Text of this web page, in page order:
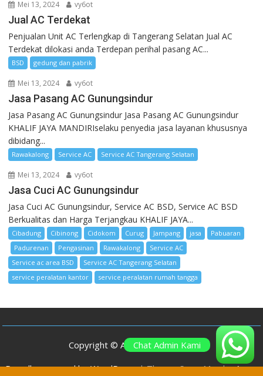
Mei 13, 2024 vy6ot
Jual AC Terdekat
Penjualan Unit AC Terlengkap di Tangerang Selatan Jual AC
Terdekat dilokasi anda Terdepan perihal pasang AC...
BSD gedung dan pabrik
Mei 13, 2024 vy6ot
Jasa Pasang AC Gunungsindur
Jasa Pasang AC Gunungsindur Jasa Pasang AC Gunungsindur
KHALIF JAYA MANDIRIselaku penyedia jasa layanan khususnya
dibidang...
Rawakalong Service AC Service AC Tangerang Selatan
Mei 13, 2024 vy6ot
Jasa Cuci AC Gunungsindur
Jasa Cuci AC Gunungsindur, Service AC BSD, Service AC BSD
Berkualitas dan Harga Terjangkau KHALIF JAYA...
Cibadung Cibinong Cidokom Curug Jampang jasa
Pabuaran
Padurenan
Pengasinan Rawakalong
Service AC
Service ac area BSD
Service AC Tangerang Selatan
service peralatan kantor
service peralatan rumah tangga
Copyright © All rights reserved
Proudly powered by WordPress |Theme: SuperMag byAcme
Chat Admin Kami